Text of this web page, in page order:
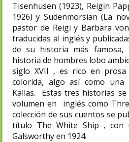
Tisenhusen (1923), Reigin
1926) y Sudenmorsian (La
pastor de Reigi y Barbara
traducidas al inglés y
de su historia más famosa,
historia de hombres lobo
siglo XVII , es rico en prosa
colorida, algo así como una
Kallas. Estas tres historias
volumen en inglés como
colección de sus cuentos se
título The White Ship , con
Galsworthy en 1924.